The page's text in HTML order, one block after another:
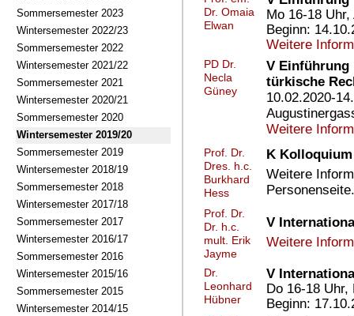
Sommersemester 2023
Wintersemester 2022/23
Sommersemester 2022
Wintersemester 2021/22
Sommersemester 2021
Wintersemester 2020/21
Sommersemester 2020
Wintersemester 2019/20
Sommersemester 2019
Wintersemester 2018/19
Sommersemester 2018
Wintersemester 2017/18
Sommersemester 2017
Wintersemester 2016/17
Sommersemester 2016
Wintersemester 2015/16
Sommersemester 2015
Wintersemester 2014/15
Dr. Omaia
Elwan
Mo 16-18
Beginn:
Weitere
PD Dr.
Necla
Güney
V Einführung
türkische
10.02.2020-
Weitere
Prof. Dr.
Dres. h.c.
Burkhard
Hess
K
Weitere
Personenseite.
Prof. Dr.
Dr. h.c.
mult. Erik
Jayme
V
Weitere
Dr.
Leonhard
Hübner
V
Do 16-18 Uhr,
Beginn: